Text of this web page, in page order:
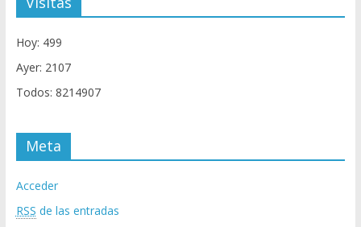
Hoy: 499
Ayer: 2107
Todos: 8214907
Meta
Acceder
RSS de las entradas